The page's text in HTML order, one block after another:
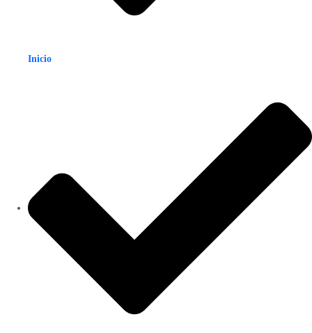
Inicio